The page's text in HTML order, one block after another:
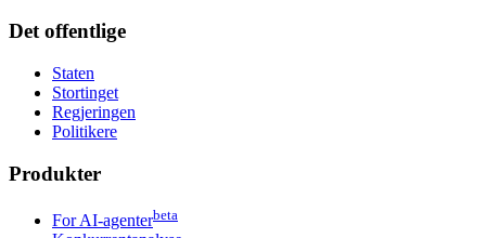
Det offentlige
Staten
Stortinget
Regjeringen
Politikere
Produkter
For AI-agenterbeta